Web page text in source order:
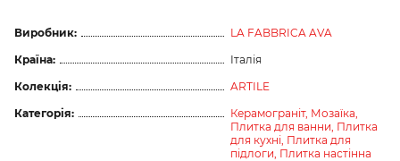
Виробник:
LA FABBRICA AVA
Країна:
Італія
Колекція:
ARTILE
Категорія:
Керамограніт, Мозаїка,
Плитка для ванни, Плитка
для кухні, Плитка для
підлоги, Плитка настінна